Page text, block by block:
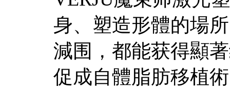
身、塑造形體的場
減围，都能获得顯
促成自體脂肪移植